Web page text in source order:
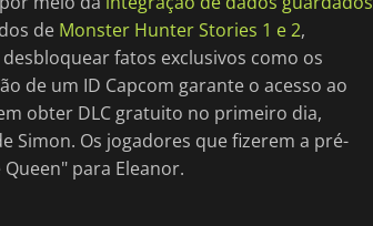
de Monster Hunter Stories 1 e 2,
fatos exclusivos como os
de um ID Capcom garante o acesso ao
obter DLC gratuito no primeiro dia,
Simon. Os jogadores que fizerem a pré-
para Eleanor.